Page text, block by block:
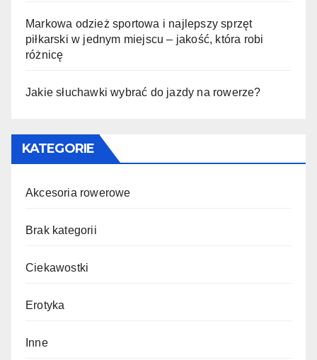
Markowa odzież sportowa i najlepszy sprzęt
piłkarski w jednym miejscu – jakość, która robi
różnicę
Jakie słuchawki wybrać do jazdy na rowerze?
KATEGORIE
Akcesoria rowerowe
Brak kategorii
Ciekawostki
Erotyka
Inne